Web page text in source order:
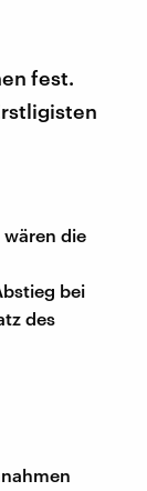
fest.
die
bei
des